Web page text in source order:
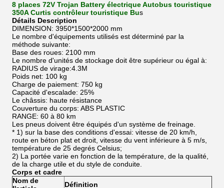
8 places 72V Trojan Battery électrique Autobus touristique
350A Curtis contrôleur touristique Bus
Détails Description
DIMENSION: 3950*1500*2000 mm
Le nombre d'équipements utilisés est déterminé par la
méthode suivante:
Base des roues: 2100 mm
Le nombre d'unités de stockage doit être supérieur ou égal à:
RADIUS de virage:4.3M
Poids net: 100 kg
Charge de paiement: 750 kg
Capacité d'escalade: 25%
Le châssis: haute résistance
Couverture du corps: ABS PLASTIC
RANGE: 60 à 80 km
Les pneus doivent être équipés d'un système de freinage.
* 1) sur la base des conditions d'essai: vitesse de 20 km/h,
route en béton plat et droit, vitesse du vent inférieure à 5 m/s,
température de 25 degrés Celsius;
2) La portée varie en fonction de la température, de la qualité,
de la charge utile et du style de conduite.
Corps et cadre
Nom de
Définition